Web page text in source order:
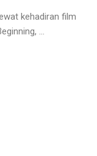
kehadiran film
...